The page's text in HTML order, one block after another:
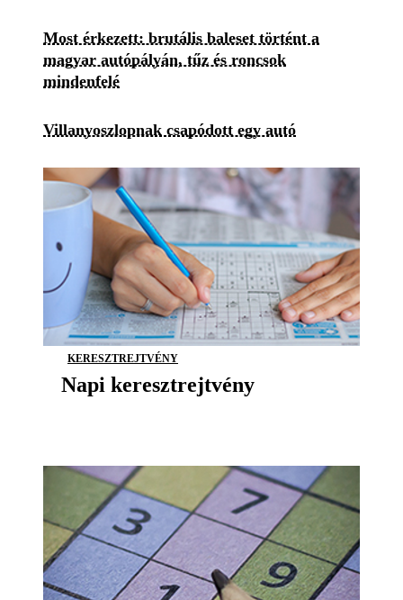
Most érkezett: brutális baleset történt a
magyar autópályán, tűz és roncsok
mindenfelé
Villanyoszlopnak csapódott egy autó
KERESZTREJTVÉNY
Napi keresztrejtvény